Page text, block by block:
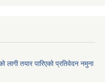
तयार पारिएको प्रतिवेदन नमुना